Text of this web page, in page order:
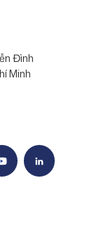
Đình
Minh